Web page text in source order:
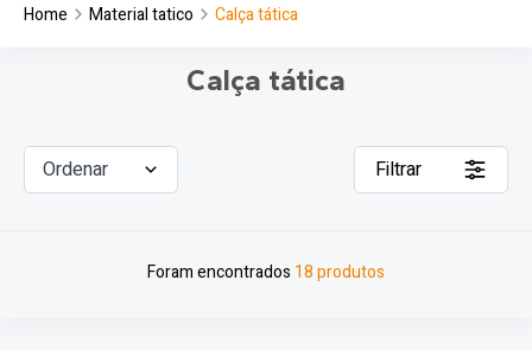
Home Material tatico Calça tática
Calça tática
Foram encontrados 18 produtos
Filtrar
Ordenar